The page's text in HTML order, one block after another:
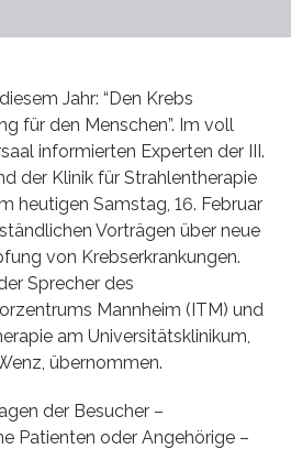
Jahr: “Den Krebs
für den Menschen”. Im voll
informierten Experten der III.
der Klinik für Strahlentherapie
heutigen Samstag, 16. Februar
Vorträgen über neue
von Krebserkrankungen.
Sprecher des
Mannheim (ITM) und
am Universitätsklinikum,
übernommen.
der Besucher –
Patienten oder Angehörige –